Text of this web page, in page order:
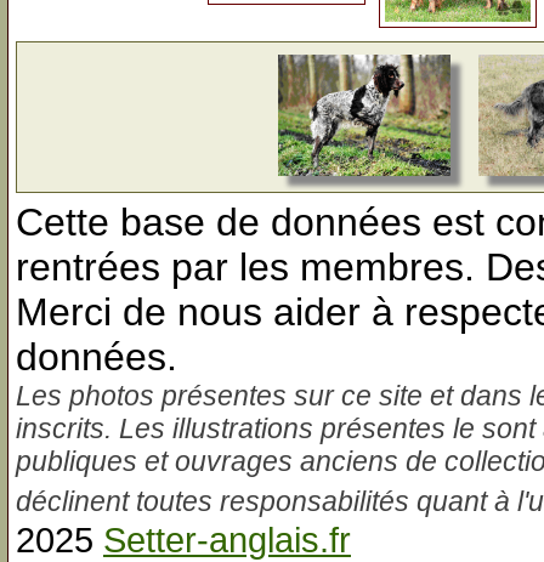
Cette base de données est
rentrées par les membres.
Merci de nous aider à
données.
Les photos présentes sur ce site et dans
inscrits. Les illustrations présentes le
publiques et ouvrages anciens de
déclinent toutes responsabilités quant à
2025 Setter-anglais.fr